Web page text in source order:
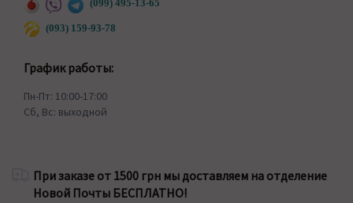
(099) 495-13-65
(093) 159-93-78
График работы:
Пн-Пт: 10:00-17:00
Сб, Вс: выходной
При заказе от 1500 грн мы доставляем на отделение
Новой Почты БЕСПЛАТНО!